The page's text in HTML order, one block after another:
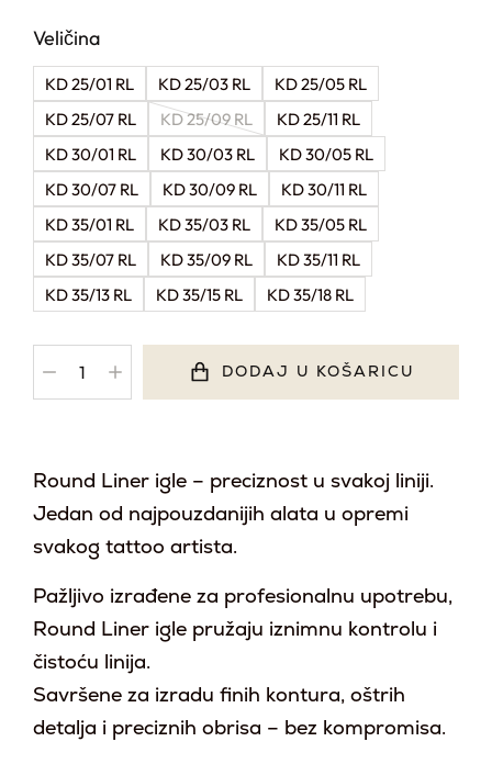
Veličina
KD 25/01 RL KD 25/03 RL
KD 25/05 RL
KD 25/07 RL
KD 25/09 RL
KD 25/11 RL
KD 30/01 RL
KD 30/03 RL
KD 30/05 RL
KD 30/07 RL
KD 30/09 RL
KD 30/11 RL
KD 35/01 RL
KD 35/03 RL
KD 35/05 RL
KD 35/07 RL
KD 35/09 RL
KD 35/11 RL
KD 35/13 RL
KD 35/15 RL KD 35/18 RL
DODAJ U KOŠARICU
Round Liner igle – preciznost u svakoj liniji.
Jedan od najpouzdanijih alata u opremi
svakog tattoo artista.
Pažljivo izrađene za profesionalnu upotrebu,
Round Liner igle pružaju iznimnu kontrolu i
čistoću linija.
Savršene za izradu finih kontura, oštrih
detalja i preciznih obrisa – bez kompromisa.